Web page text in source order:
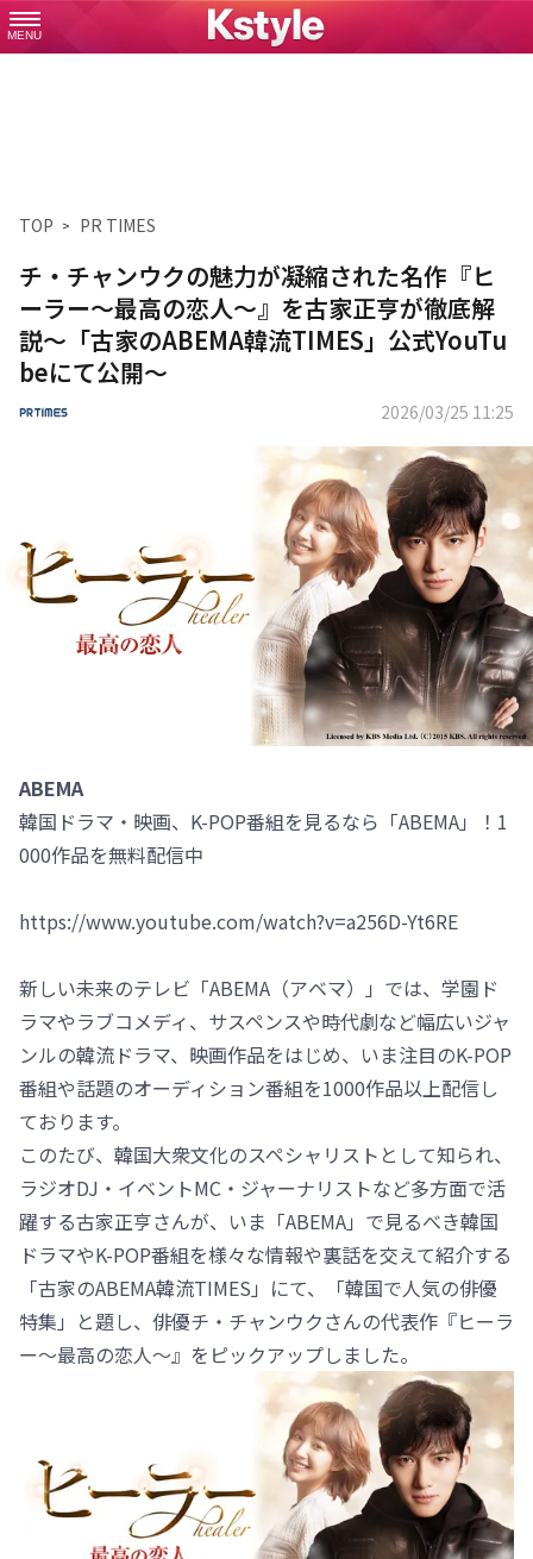
MENU
TOP PR TIMES
チ・チャンウクの魅力が凝縮された名作『ヒ
ーラー～最高の恋人～』を古家正亨が徹底解
説～「古家のABEMA韓流TIMES」公式YouTu
beにて公開～
2026/03/25 11:25
ABEMA
韓国ドラマ・映画、K-POP番組を見るなら「ABEMA」！1
000作品を無料配信中
https://www.youtube.com/watch?v=a256D-Yt6RE
新しい未来のテレビ「ABEMA（アベマ）」では、学園ド
ラマやラブコメディ、サスペンスや時代劇など幅広いジャ
ンルの韓流ドラマ、映画作品をはじめ、いま注目のK-POP
番組や話題のオーディション番組を1000作品以上配信し
ております。
このたび、韓国大衆文化のスペシャリストとして知られ、
ラジオDJ・イベントMC・ジャーナリストなど多方面で活
躍する古家正亨さんが、いま「ABEMA」で見るべき韓国
ドラマやK-POP番組を様々な情報や裏話を交えて紹介する
「古家のABEMA韓流TIMES」にて、「韓国で人気の俳優
特集」と題し、俳優チ・チャンウクさんの代表作『ヒーラ
ー～最高の恋人～』をピックアップしました。